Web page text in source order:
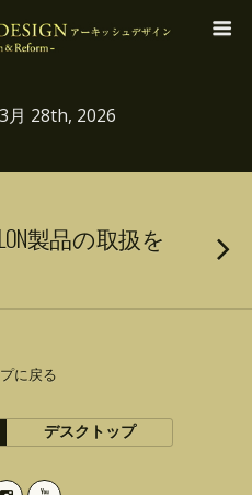
月 28th, 2026
製品の取扱を
に戻る
デスクトップ